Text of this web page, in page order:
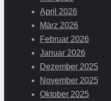
April 2026
März 2026
Februar 2026
Januar 2026
Dezember 2025
November 2025
Oktober 2025